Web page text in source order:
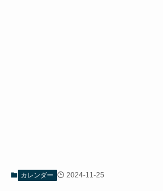
カレンダー 2024-11-25